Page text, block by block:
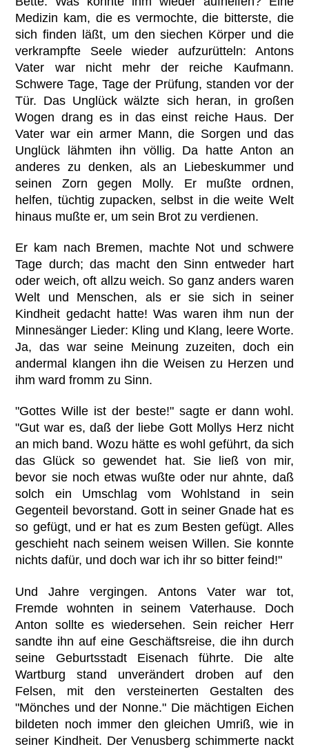
Medizin kam, die es vermochte, die bitterste, die
sich finden läßt, um den siechen Körper und die
verkrampfte Seele wieder aufzurütteln: Antons
Vater war nicht mehr der reiche Kaufmann.
Schwere Tage, Tage der Prüfung, standen vor der
Tür. Das Unglück wälzte sich heran, in großen
Wogen drang es in das einst reiche Haus. Der
Vater war ein armer Mann, die Sorgen und das
Unglück lähmten ihn völlig. Da hatte Anton an
anderes zu denken, als an Liebeskummer und
seinen Zorn gegen Molly. Er mußte ordnen,
helfen, tüchtig zupacken, selbst in die weite Welt
hinaus mußte er, um sein Brot zu verdienen.
Er kam nach Bremen, machte Not und schwere
Tage durch; das macht den Sinn entweder hart
oder weich, oft allzu weich. So ganz anders waren
Welt und Menschen, als er sie sich in seiner
Kindheit gedacht hatte! Was waren ihm nun der
Minnesänger Lieder: Kling und Klang, leere Worte.
Ja, das war seine Meinung zuzeiten, doch ein
andermal klangen ihn die Weisen zu Herzen und
ihm ward fromm zu Sinn.
"Gottes Wille ist der beste!" sagte er dann wohl.
"Gut war es, daß der liebe Gott Mollys Herz nicht
an mich band. Wozu hätte es wohl geführt, da sich
das Glück so gewendet hat. Sie ließ von mir,
bevor sie noch etwas wußte oder nur ahnte, daß
solch ein Umschlag vom Wohlstand in sein
Gegenteil bevorstand. Gott in seiner Gnade hat es
so gefügt, und er hat es zum Besten gefügt. Alles
geschieht nach seinem weisen Willen. Sie konnte
nichts dafür, und doch war ich ihr so bitter feind!"
Und Jahre vergingen. Antons Vater war tot,
Fremde wohnten in seinem Vaterhause. Doch
Anton sollte es wiedersehen. Sein reicher Herr
sandte ihn auf eine Geschäftsreise, die ihn durch
seine Geburtsstadt Eisenach führte. Die alte
Wartburg stand unverändert droben auf den
Felsen, mit den versteinerten Gestalten des
"Mönches und der Nonne." Die mächtigen Eichen
bildeten noch immer den gleichen Umriß, wie in
seiner Kindheit. Der Venusberg schimmerte nackt